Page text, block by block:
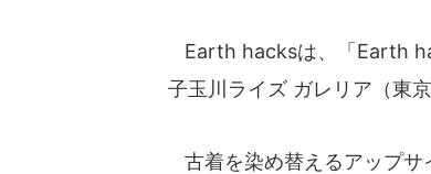
Earth hacksは、「Earth
子玉川ライズ ガレリア（東
古着を染め替えるアップサ